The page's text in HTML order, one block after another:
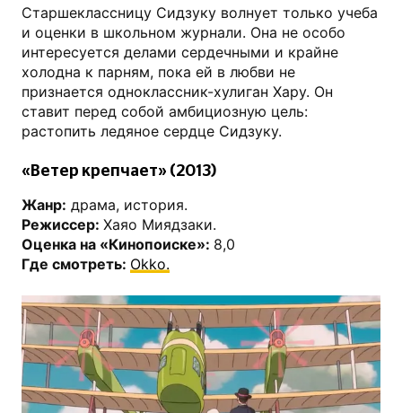
Старшеклассницу Сидзуку волнует только учеба
и оценки в школьном журнали. Она не особо
интересуется делами сердечными и крайне
холодна к парням, пока ей в любви не
признается одноклассник-хулиган Хару. Он
ставит перед собой амбициозную цель:
растопить ледяное сердце Сидзуку.
«Ветер крепчает» (2013)
Жанр: драма, история.
Режиссер: Хаяо Миядзаки.
Оценка на «Кинопоиске»: 8,0
Где смотреть: Okko.